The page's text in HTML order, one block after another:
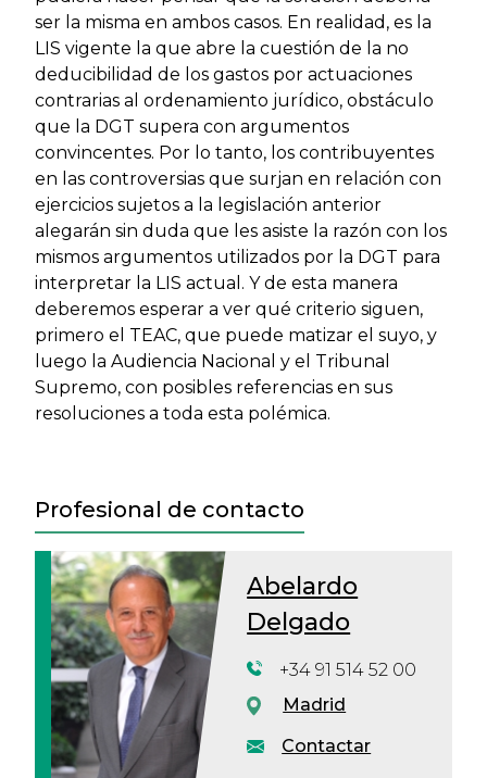
ser la misma en ambos casos. En realidad, es la
LIS vigente la que abre la cuestión de la no
deducibilidad de los gastos por actuaciones
contrarias al ordenamiento jurídico, obstáculo
que la DGT supera con argumentos
convincentes. Por lo tanto, los contribuyentes
en las controversias que surjan en relación con
ejercicios sujetos a la legislación anterior
alegarán sin duda que les asiste la razón con los
mismos argumentos utilizados por la DGT para
interpretar la LIS actual. Y de esta manera
deberemos esperar a ver qué criterio siguen,
primero el TEAC, que puede matizar el suyo, y
luego la Audiencia Nacional y el Tribunal
Supremo, con posibles referencias en sus
resoluciones a toda esta polémica.
Profesional de contacto
Abelardo
Delgado
Contactar
+34 91 514 52 00
Madrid